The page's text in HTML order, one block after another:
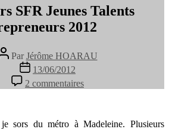
SFR Jeunes Talents
2012
Auteur
l’article
Par Jérôme HOARAU
Date
de
l’article
13/06/2012
2 commentaires
Le
Jeunes
sors du métro à Madeleine. Plusieurs